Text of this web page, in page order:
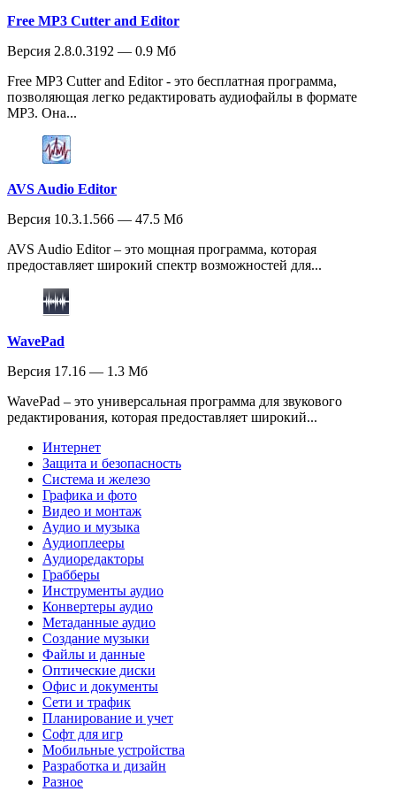
Free MP3 Cutter and Editor
Версия 2.8.0.3192 — 0.9 Мб
Free MP3 Cutter and Editor - это бесплатная программа,
позволяющая легко редактировать аудиофайлы в формате
MP3. Она...
AVS Audio Editor
Версия 10.3.1.566 — 47.5 Мб
AVS Audio Editor – это мощная программа, которая
предоставляет широкий спектр возможностей для...
WavePad
Версия 17.16 — 1.3 Мб
WavePad – это универсальная программа для звукового
редактирования, которая предоставляет широкий...
Интернет
Защита и безопасность
Система и железо
Графика и фото
Видео и монтаж
Аудио и музыка
Аудиоплееры
Аудиоредакторы
Грабберы
Инструменты аудио
Конвертеры аудио
Метаданные аудио
Создание музыки
Файлы и данные
Оптические диски
Офис и документы
Сети и трафик
Планирование и учет
Софт для игр
Мобильные устройства
Разработка и дизайн
Разное